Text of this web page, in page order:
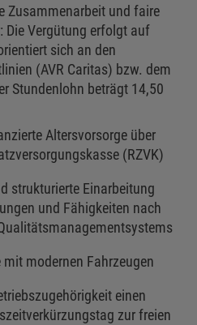
Zusammenarbeit und faire
Die Vergütung erfolgt auf
sich an den
(AVR Caritas) bzw. dem
Stundenlohn beträgt 14,50
Altersvorsorge über
(RZVK)
strukturierte Einarbeitung
und Fähigkeiten nach
modernen Fahrzeugen
einen
zur freien